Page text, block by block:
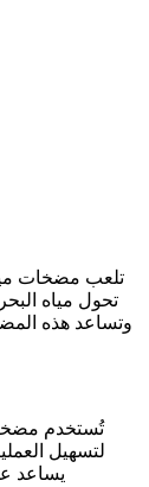
تلعب مضخات
تحول مياه
وتساعد هذه
تُستخدم
لتسهيل
يساعد